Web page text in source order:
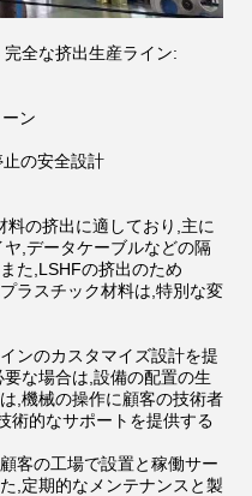
全な挤出生産ライン:
ン
の安全設計
料の挤出に適しており,主に
,データケーブルなどの隔
た,LSHFの挤出のため
ラスチック材料は,特別な変
ンのカスタマイズ設計を提
な場合は,設備の配置の生
,機械の操作に顧客の技術者
術的なサポートを提供する
客の工場で設置と稼働サー
,定期的なメンテナンスと製